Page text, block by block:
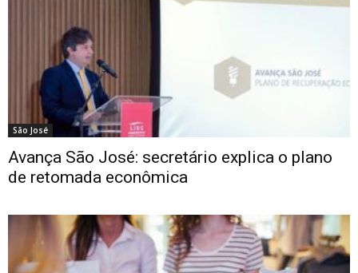
São José
Avança São José: secretário explica o plano
de retomada econômica